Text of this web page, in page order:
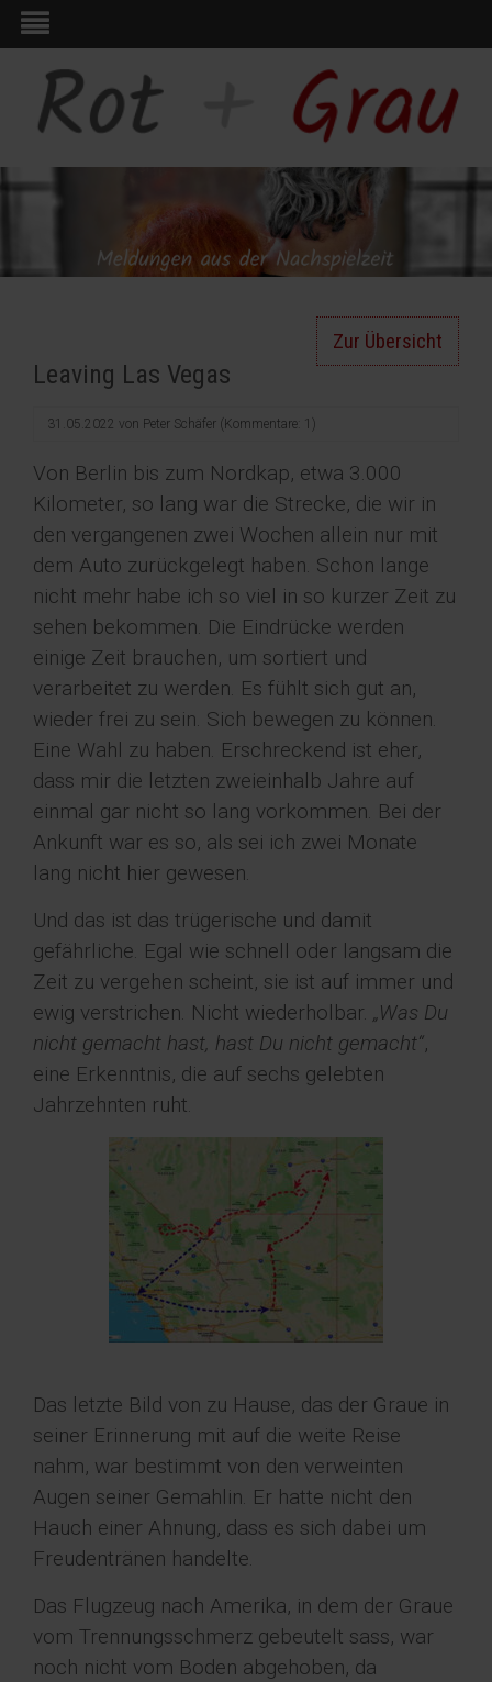
Zur Übersicht
Leaving Las Vegas
31.05.2022 von Peter Schäfer (Kommentare: 1)
Von Berlin bis zum Nordkap, etwa 3.000
Kilometer, so lang war die Strecke, die wir in
den vergangenen zwei Wochen allein nur mit
dem Auto zurückgelegt haben. Schon lange
nicht mehr habe ich so viel in so kurzer Zeit zu
sehen bekommen. Die Eindrücke werden
einige Zeit brauchen, um sortiert und
verarbeitet zu werden. Es fühlt sich gut an,
wieder frei zu sein. Sich bewegen zu können.
Eine Wahl zu haben. Erschreckend ist eher,
dass mir die letzten zweieinhalb Jahre auf
einmal gar nicht so lang vorkommen. Bei der
Ankunft war es so, als sei ich zwei Monate
lang nicht hier gewesen.
Und das ist das trügerische und damit
gefährliche. Egal wie schnell oder langsam die
Zeit zu vergehen scheint, sie ist auf immer und
ewig verstrichen. Nicht wiederholbar. „Was Du
nicht gemacht hast, hast Du nicht gemacht“,
eine Erkenntnis, die auf sechs gelebten
Jahrzehnten ruht.
Das letzte Bild von zu Hause, das der Graue in
seiner Erinnerung mit auf die weite Reise
nahm, war bestimmt von den verweinten
Augen seiner Gemahlin. Er hatte nicht den
Hauch einer Ahnung, dass es sich dabei um
Freudentränen handelte.
Das Flugzeug nach Amerika, in dem der Graue
vom Trennungsschmerz gebeutelt sass, war
noch nicht vom Boden abgehoben, da